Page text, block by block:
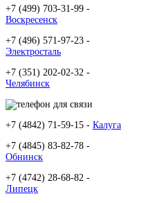
+7 (499) 703-31-99 -
Воскресенск
+7 (496) 571-97-23 -
Электросталь
+7 (351) 202-02-32 -
Челябинск
+7 (4842) 71-59-15 - Калуга
+7 (4845) 83-82-78 -
Обнинск
+7 (4742) 28-68-82 -
Липецк